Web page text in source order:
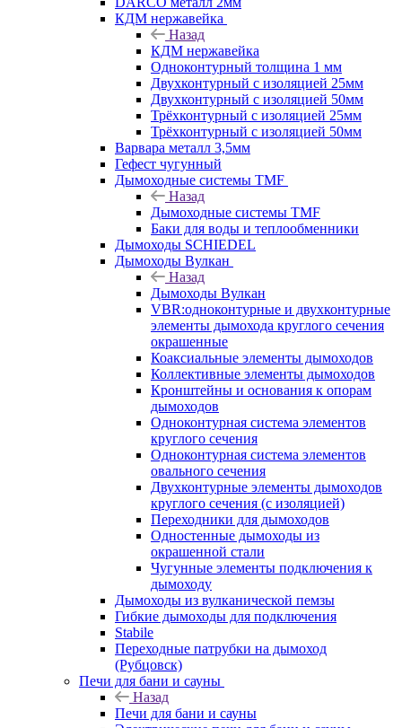
КДМ нержавейка
Назад
КДМ нержавейка
Одноконтурный толщина 1 мм
Двухконтурный с изоляцией 25мм
Двухконтурный с изоляцией 50мм
Трёхконтурный с изоляцией 25мм
Трёхконтурный с изоляцией 50мм
Варвара металл 3,5мм
Гефест чугунный
Дымоходные системы TMF
Назад
Дымоходные системы TMF
Баки для воды и теплообменники
Дымоходы SCHIEDEL
Дымоходы Вулкан
Назад
Дымоходы Вулкан
VBR:одноконтурные и двухконтурные
элементы дымохода круглого сечения
окрашенные
Коаксиальные элементы дымоходов
Коллективные элементы дымоходов
Кронштейны и основания к опорам
дымоходов
Одноконтурная система элементов
круглого сечения
Одноконтурная система элементов
овального сечения
Двухконтурные элементы дымоходов
круглого сечения (с изоляцией)
Переходники для дымоходов
Одностенные дымоходы из
окрашенной стали
Чугунные элементы подключения к
дымоходу
Дымоходы из вулканической пемзы
Гибкие дымоходы для подключения
Stabile
Переходные патрубки на дымоход
(Рубцовск)
Печи для бани и сауны
Назад
Печи для бани и сауны